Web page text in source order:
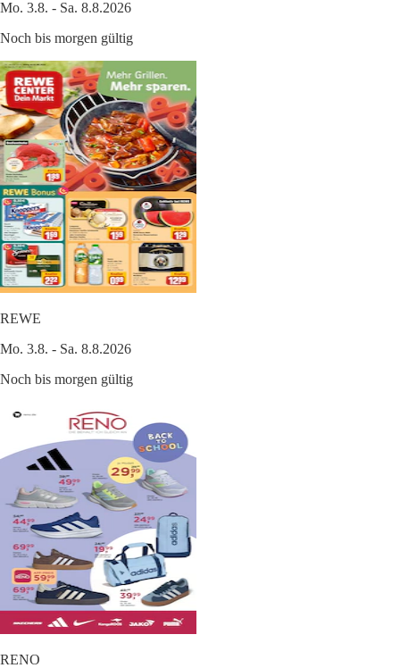
Mo. 3.8. - Sa. 8.8.2026
Noch bis morgen gültig
REWE
Mo. 3.8. - Sa. 8.8.2026
Noch bis morgen gültig
RENO